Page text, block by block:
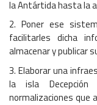
la Antártida hasta la
2. Poner ese
facilitarles dicha
almacenar y publicar
3. Elaborar una
la isla Decepción
normalizaciones que